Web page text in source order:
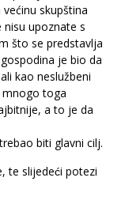
skupština
upoznate s
što se predstavlja
je bio da
kao neslužbeni
mnogo toga
a to je da
biti glavni cilj.
te slijedeći potezi